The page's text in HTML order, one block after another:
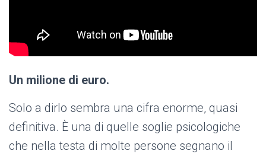
Un milione di euro.
Solo a dirlo sembra una cifra enorme, quasi
definitiva. È una di quelle soglie psicologiche
che nella testa di molte persone segnano il